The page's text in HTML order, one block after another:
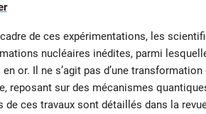
de ces expérimentations, les
nucléaires inédites, parmi
or. Il ne s’agit pas d’une
reposant sur des mécanismes
de ces travaux sont détaillés dans la